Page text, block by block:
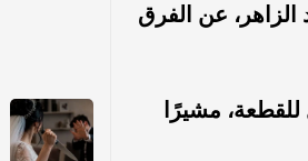
عن الفرق
إلى أحد المحال وكان سعر الثوب 1500 ريال للقطعة، مشيرًا